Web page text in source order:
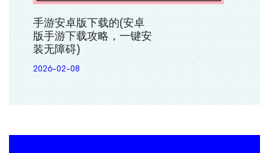
手游安卓版下载的(安卓
版手游下载攻略，一键安
装无障碍)
2026-02-08